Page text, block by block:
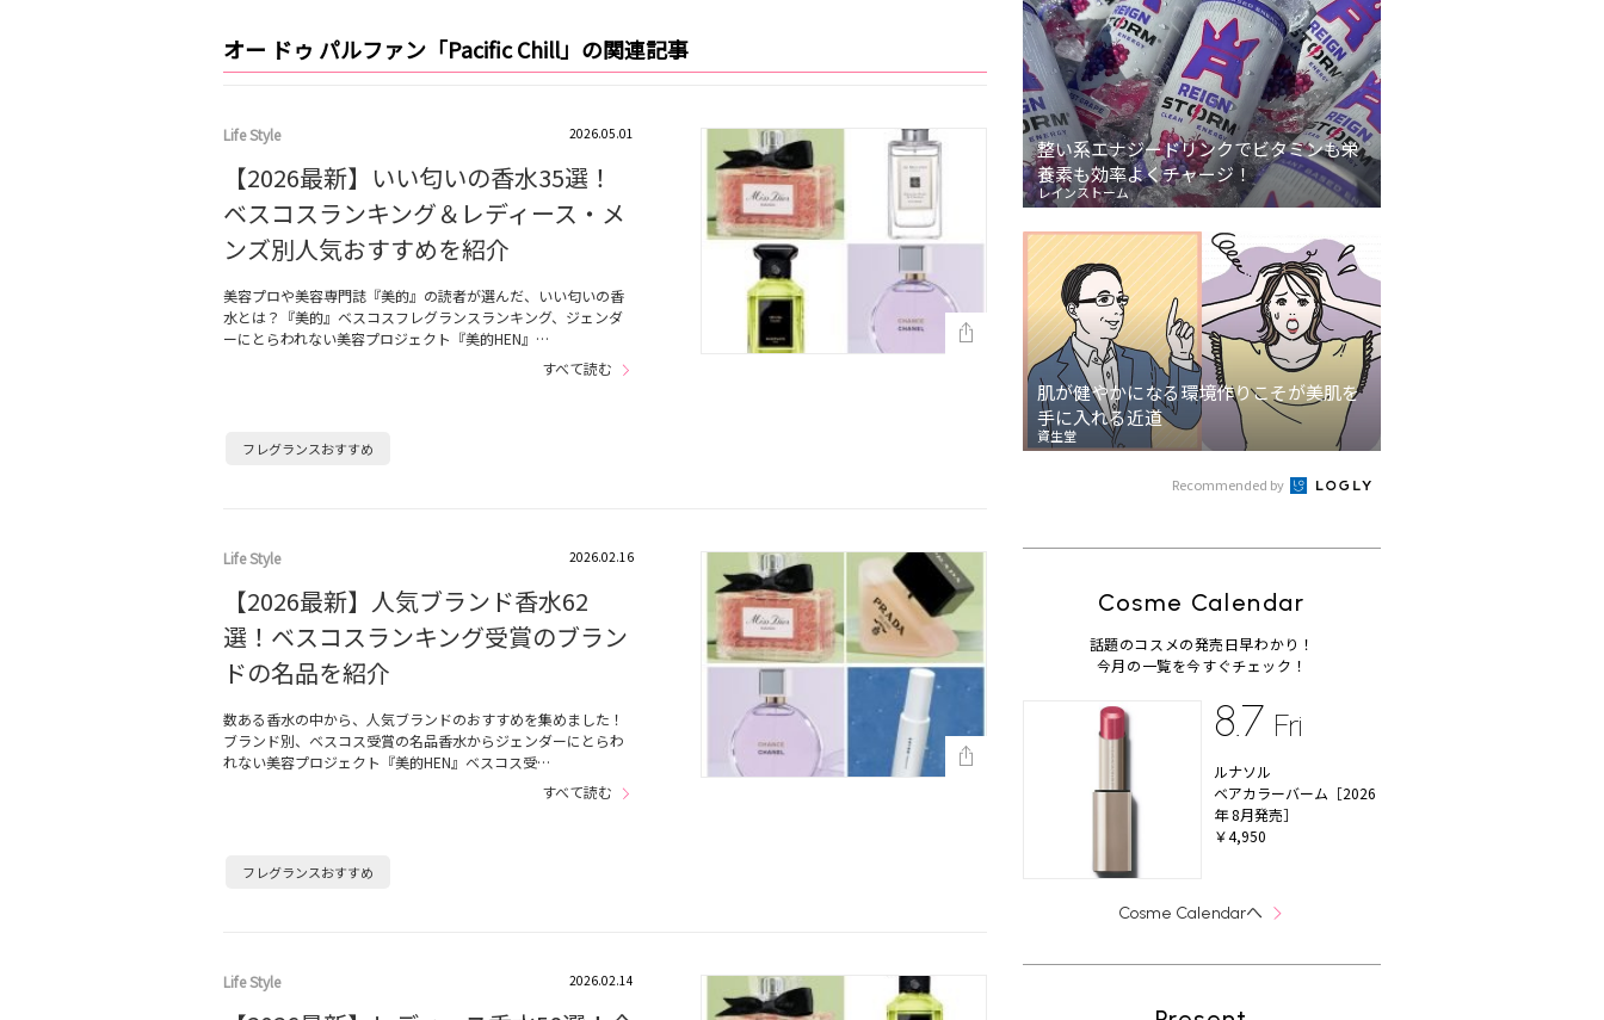
オー ドゥ パルファン「Pacific Chill」の関連記事
Life Style 2026.05.01
【2026最新】いい匂いの香水35選！
ベスコスランキング＆レディース・メ
ンズ別人気おすすめを紹介
美容プロや美容専門誌『美的』の読者が選んだ、いい匂いの香
水とは？『美的』ベスコスフレグランスランキング、ジェンダ
ーにとらわれない美容プロジェクト『美的HEN』…
すべて読む
フレグランスおすすめ
Life Style 2026.02.16
【2026最新】人気ブランド香水62
選！ベスコスランキング受賞のブラン
ドの名品を紹介
数ある香水の中から、人気ブランドのおすすめを集めました！
ブランド別、ベスコス受賞の名品香水からジェンダーにとらわ
れない美容プロジェクト『美的HEN』ベスコス受…
すべて読む
フレグランスおすすめ
Life Style 2026.02.14
整い系エナジードリンクでビタミンも栄
養素も効率よくチャージ！
レインストーム
肌が健やかになる環境作りこそが美肌を
手に入れる近道
資生堂
Recommended by
Cosme Calendar
話題のコスメの発売日早わかり！
今月の一覧を今すぐチェック！
8.7 Fri
ルナソル
ベアカラーバーム［2026
年 8月発売］
￥4,950
Cosme Calendarへ